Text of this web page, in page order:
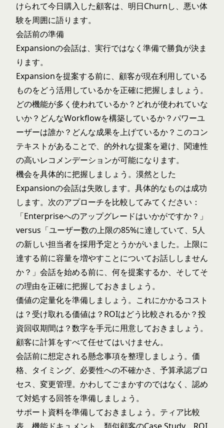
けられて今日購入した顧客は、明日Churnし、悪い体
験を周囲に語ります。
会話前の準備
Expansionの会話は、実行ではなく準備で勝負が決ま
ります。
Expansionを提案する前に、顧客が現在利用している
ものをどう活用しているかを正確に把握しましょう。
どの機能が多く使われているか？どれが使われていな
いか？どんなWorkflowを構築しているか？パワーユ
ーザーは誰か？どんな成果を上げているか？このコン
テキストがあることで、的外れな提案を避け、関連性
の高いレコメンデーションが可能になります。
機会を具体的に把握しましょう。漠然とした
Expansionの会話は失敗します。具体的なものは成功
します。次のアプローチを比較してみてください：
「Enterpriseへのアップグレードはいかがですか？」
versus「ユーザー数の上限の85%に達していて、5人
の新しい担当者を採用予定とうかがいました。上限に
達する前に容量を増やすことについてお話ししません
か？」会話を始める前に、何を提案するか、そしてそ
の理由を正確に把握しておきましょう。
価値の定量化を準備しましょう。これにかかるコスト
は？受け取れる価値は？ROIはどう比較されるか？投
資回収期間は？数字を手元に用意しておきましょう。
顧客に計算をすべて任せてはいけません。
会話前に想定される懸念事項を整理しましょう。価
格、タイミング、必要性への不確かさ、予算承認プロ
セス、変更管理。かわしてごまかすのではなく、認め
て対処する回答を準備しましょう。
サポート資料を準備しておきましょう。ティア比較